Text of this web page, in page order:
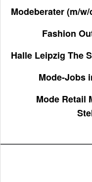
Modeberater (m/
Fashion
Halle Leipzig The
Mode-Jobs
Mode Retail